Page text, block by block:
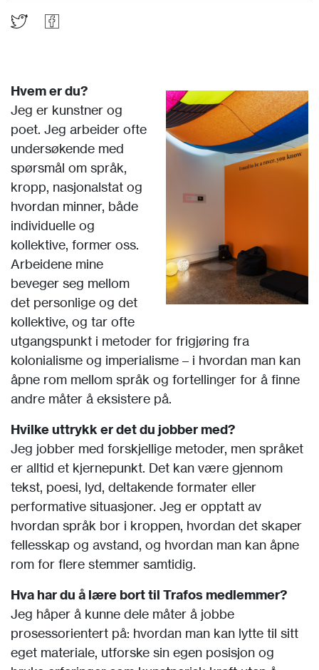
Hvem er du?
Jeg er kunstner og
poet. Jeg arbeider ofte
undersøkende med
spørsmål om språk,
kropp, nasjonalstat og
hvordan minner, både
individuelle og
kollektive, former oss.
Arbeidene mine
beveger seg mellom
det personlige og det
kollektive, og tar ofte
utgangspunkt i metoder for frigjøring fra
kolonialisme og imperialisme – i hvordan man kan
åpne rom mellom språk og fortellinger for å finne
andre måter å eksistere på.
Hvilke uttrykk er det du jobber med?
Jeg jobber med forskjellige metoder, men språket
er alltid et kjernepunkt. Det kan være gjennom
tekst, poesi, lyd, deltakende formater eller
performative situasjoner. Jeg er opptatt av
hvordan språk bor i kroppen, hvordan det skaper
fellesskap og avstand, og hvordan man kan åpne
rom for flere stemmer samtidig.
Hva har du å lære bort til Trafos medlemmer?
Jeg håper å kunne dele måter å jobbe
prosessorientert på: hvordan man kan lytte til sitt
eget materiale, utforske sin egen posisjon og